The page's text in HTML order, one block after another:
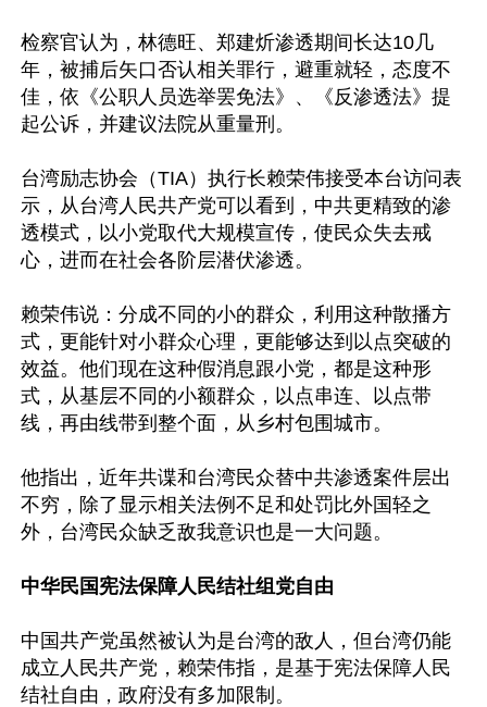
检察官认为，林德旺、郑建炘渗透期间长达10几
年，被捕后矢口否认相关罪行，避重就轻，态度不
佳，依《公职人员选举罢免法》、《反渗透法》提
起公诉，并建议法院从重量刑。
台湾励志协会（TIA）执行长赖荣伟接受本台访问表
示，从台湾人民共产党可以看到，中共更精致的渗
透模式，以小党取代大规模宣传，使民众失去戒
心，进而在社会各阶层潜伏渗透。
赖荣伟说：分成不同的小的群众，利用这种散播方
式，更能针对小群众心理，更能够达到以点突破的
效益。他们现在这种假消息跟小党，都是这种形
式，从基层不同的小额群众，以点串连、以点带
线，再由线带到整个面，从乡村包围城市。
他指出，近年共谍和台湾民众替中共渗透案件层出
不穷，除了显示相关法例不足和处罚比外国轻之
外，台湾民众缺乏敌我意识也是一大问题。
中华民国宪法保障人民结社组党自由
中国共产党虽然被认为是台湾的敌人，但台湾仍能
成立人民共产党，赖荣伟指，是基于宪法保障人民
结社自由，政府没有多加限制。